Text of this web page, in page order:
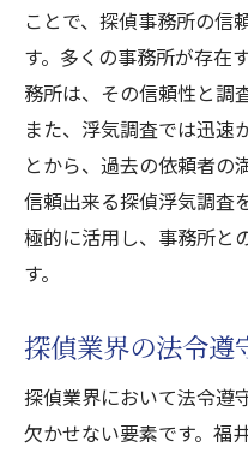
ことで、探偵事務所の信
す。多くの事務所が存在
務所は、その信頼性と調
また、浮気調査では迅速
とから、過去の依頼者の
信頼出来る探偵浮気調査
極的に活用し、事務所と
す。
探偵業界の法令遵
探偵業界において法令遵
欠かせない要素です。福